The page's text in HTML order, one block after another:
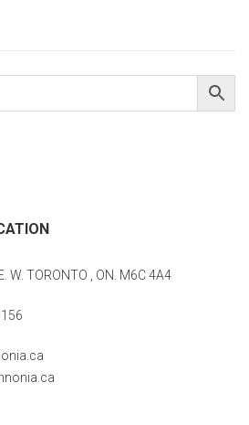
W. TORONTO , ON. M6C 4A4